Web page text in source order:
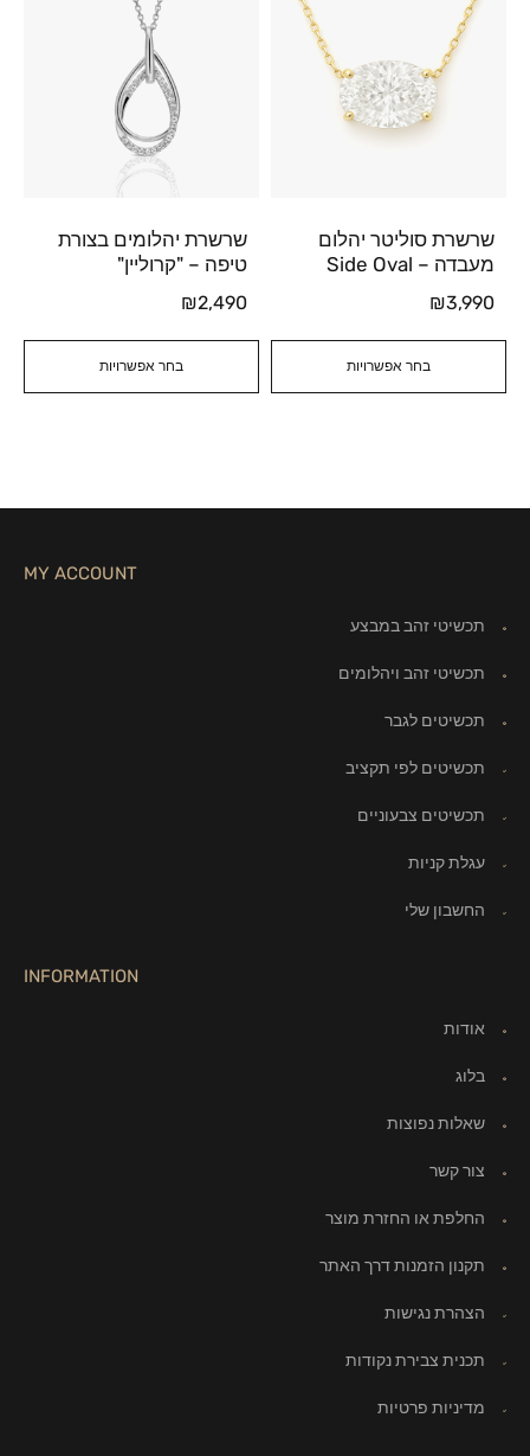
בחר אפשרויות
שרשרת סוליטר יהלום
מעבדה – Side Oval
₪3,990
בחר אפשרויות
שרשרת יהלומים בצורת
טיפה – "קרוליין"
₪2,490
MY ACCOUNT
תכשיטי זהב במבצע
תכשיטי זהב ויהלומים
תכשיטים לגבר
תכשיטים לפי תקציב
תכשיטים צבעוניים
עגלת קניות
החשבון שלי
INFORMATION
אודות
בלוג
שאלות נפוצות
צור קשר
החלפת או החזרת מוצר
תקנון הזמנות דרך האתר
הצהרת נגישות
תכנית צבירת נקודות
מדיניות פרטיות